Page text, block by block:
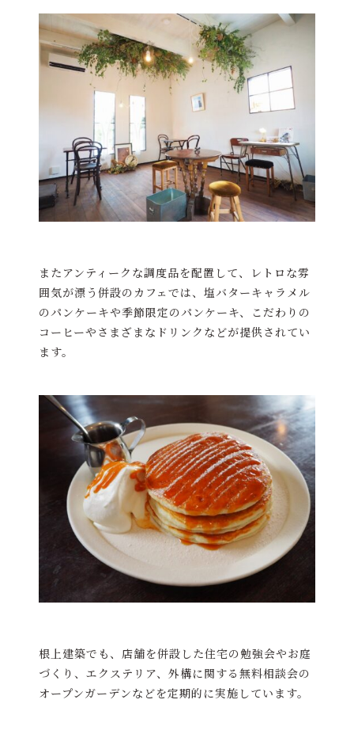
またアンティークな調度品を配置して、レトロな雰
囲気が漂う併設のカフェでは、塩バターキャラメル
のパンケーキや季節限定のパンケーキ、こだわりの
コーヒーやさまざまなドリンクなどが提供されてい
ます。
根上建築でも、店舗を併設した住宅の勉強会やお庭
づくり、エクステリア、外構に関する無料相談会の
オープンガーデンなどを定期的に実施しています。